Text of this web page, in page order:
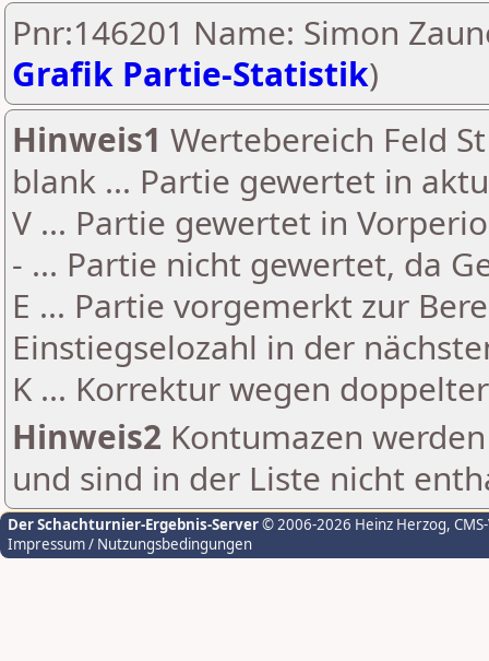
Pnr:146201 Name: Simon
Grafik Partie-Statistik)
Hinweis1 Wertebereich Feld
blank ... Partie gewertet in
V ... Partie gewertet in
- ... Partie nicht gewertet, da
E ... Partie vorgemerkt zur
Einstiegselozahl in der
K ... Korrektur wegen
Hinweis2 Kontumazen
und sind in der Liste nicht
Der Schachturnier-Ergebnis-Server© 2006-2026 Heinz Herzog,
Impressum / Nutzungsbedingungen